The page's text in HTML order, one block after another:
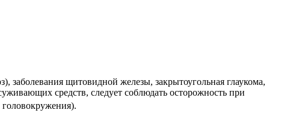
заболевания щитовидной железы, закрытоугольная глаукома,
средств, следует соблюдать осторожность при